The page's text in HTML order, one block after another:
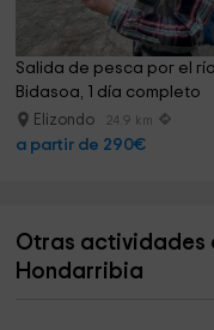
Salida de pesca por el río
Bidasoa, 1 día completo
Elizondo 24.9 km
a partir de 290€
Otras actividades
Hondarribia